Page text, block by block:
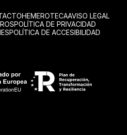
HEMEROTECAAVISO LEGAL
POLÍTICA DE PRIVACIDAD
POLÍTICA DE ACCESIBILIDAD